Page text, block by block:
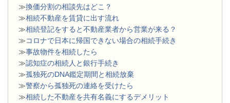
≫換価分割の相談先はどこ？
≫相続不動産を賃貸に出す流れ
≫相続登記をすると不動産業者から営業が来る？
≫コロナで日本に帰国できない場合の相続手続き
≫事故物件を相続したら
≫認知症の相続人と銀行手続き
≫孤独死のDNA鑑定期間と相続放棄
≫警察から孤独死の連絡を受けたら
≫相続した不動産を共有名義にするデメリット